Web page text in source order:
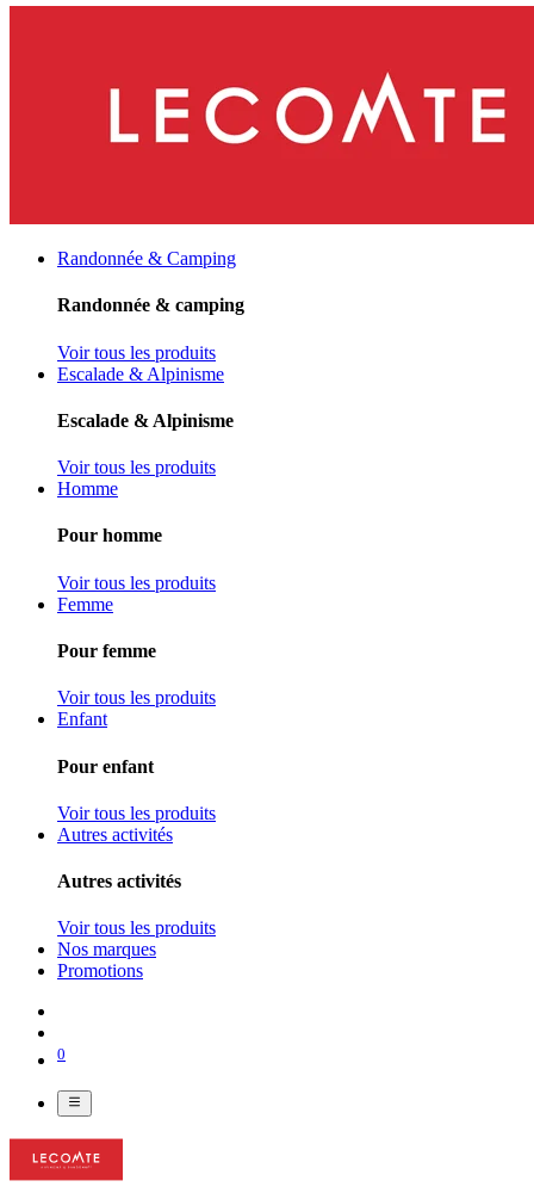
Randonnée & Camping
Randonnée & camping
Voir tous les produits
Escalade & Alpinisme
Escalade & Alpinisme
Voir tous les produits
Homme
Pour homme
Voir tous les produits
Femme
Pour femme
Voir tous les produits
Enfant
Pour enfant
Voir tous les produits
Autres activités
Autres activités
Voir tous les produits
Nos marques
Promotions
0